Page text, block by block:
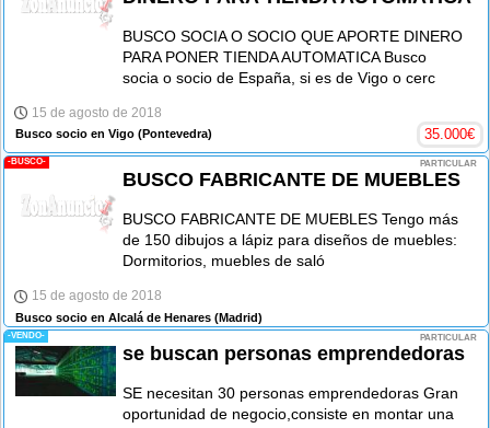
BUSCO SOCIA O SOCIO QUE APORTE DINERO
PARA PONER TIENDA AUTOMATICA Busco
socia o socio de España, si es de Vigo o cerc
15 de agosto de 2018
Busco socio en Vigo (Pontevedra) 35.000€
-BUSCO- PARTICULAR
BUSCO FABRICANTE DE MUEBLES
BUSCO FABRICANTE DE MUEBLES Tengo más
de 150 dibujos a lápiz para diseños de muebles:
Dormitorios, muebles de saló
15 de agosto de 2018
Busco socio en Alcalá de Henares (Madrid)
-VENDO- PARTICULAR
se buscan personas emprendedoras
SE necesitan 30 personas emprendedoras Gran
oportunidad de negocio,consiste en montar una